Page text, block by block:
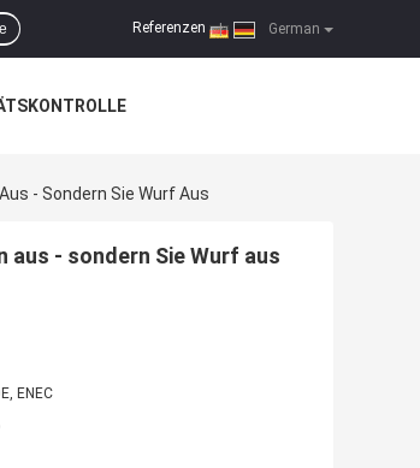
German
Referenzen |
- Sondern Sie Wurf Aus
aus - sondern Sie Wurf aus
ENEC